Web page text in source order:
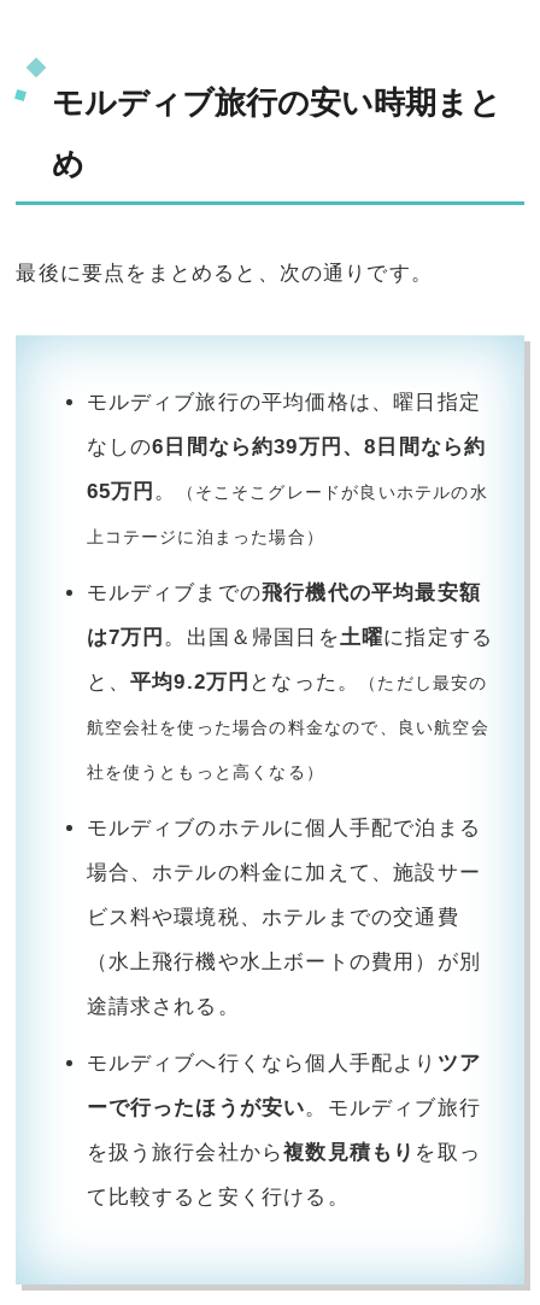
モルディブ旅行の安い時期まと
め
最後に要点をまとめると、次の通りです。
モルディブ旅行の平均価格は、曜日指定
なしの6日間なら約39万円、8日間なら約
65万円 。 （そこそこグレードが良いホテルの水
上コテージに泊まった場合）
モルディブまでの飛行機代の平均最安額
は7万円 。出国＆帰国日を土曜に指定する
と、 平均9.2万円 となった。 （ただし最安の
航空会社を使った場合の料金なので、良い航空会
社を使うともっと高くなる）
モルディブのホテルに個人手配で泊まる
場合、ホテルの料金に加えて、施設サー
ビス料や環境税、ホテルまでの交通費
（水上飛行機や水上ボートの費用）が別
途請求される。
モルディブへ行くなら個人手配より ツア
ーで行ったほうが安い。モルディブ旅行
を扱う旅行会社から複数見積もり を取っ
て比較すると安く行ける。